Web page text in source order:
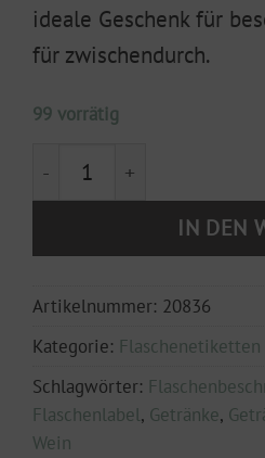
ideale Geschenk für
für zwischendurch.
99 vorrätig
Flaschenetikett "Wer
IN DEN
Artikelnummer: 20836
Kategorie: Flaschenetiketten
Schlagwörter:
Flaschenlabel, Getränke,
Wein